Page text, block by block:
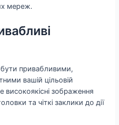
мереж.
привабливими,
вашій цільовій
високоякісні зображення
та чіткі заклики до дії